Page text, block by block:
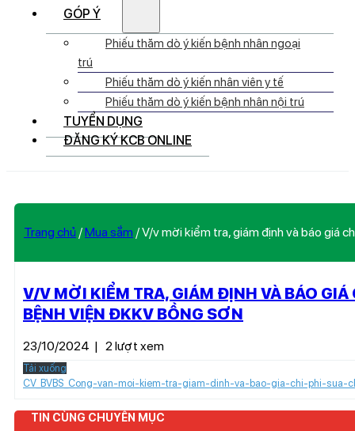
GÓP Ý
Phiếu thăm dò ý kiến bệnh nhân ngoại
trú
Phiếu thăm dò ý kiến nhân viên y tế
Phiếu thăm dò ý kiến bệnh nhân nội trú
TUYỂN DỤNG
ĐĂNG KÝ KCB ONLINE
Trang chủ /Mua sắm /V/v mời kiểm tra, giám định và báo giá
V/V MỜI KIỂM TRA, GIÁM ĐỊNH VÀ BÁO GIÁ
BỆNH VIỆN ĐKKV BỒNG SƠN
23/10/2024 | 2 lượt xem
Tải xuống
CV_BVBS_Cong-van-moi-kiem-tra-giam-dinh-va-bao-gia-chi-phi-sua-
TIN CÙNG CHUYÊN MỤC